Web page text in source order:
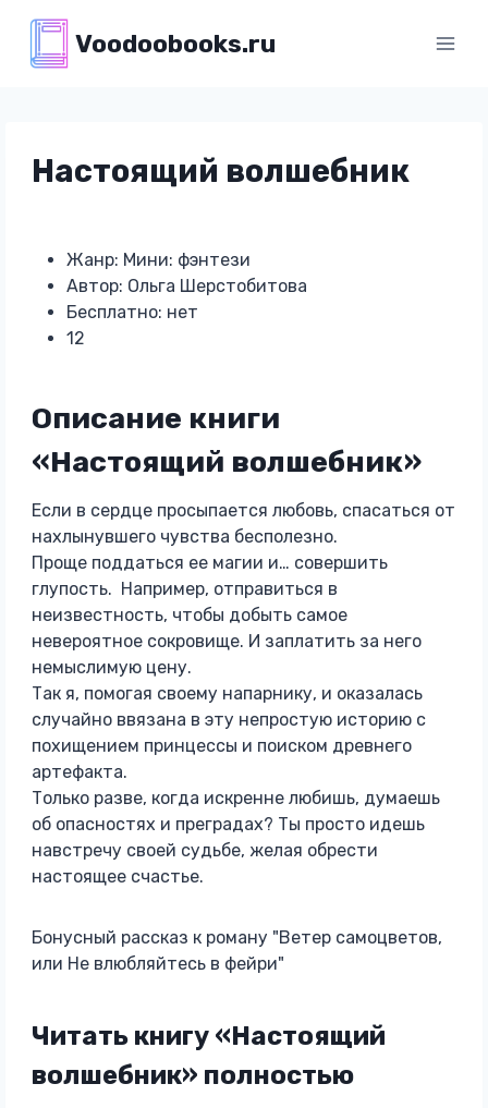
содержимому
Voodoobooks.ru
Настоящий волшебник
Жанр: Мини: фэнтези
Автор: Ольга Шерстобитова
Бесплатно: нет
12
Описание книги
«Настоящий волшебник»
Если в сердце просыпается любовь, спасаться от
нахлынувшего чувства бесполезно.
Проще поддаться ее магии и… совершить
глупость. Например, отправиться в
неизвестность, чтобы добыть самое
невероятное сокровище. И заплатить за него
немыслимую цену.
Так я, помогая своему напарнику, и оказалась
случайно ввязана в эту непростую историю с
похищением принцессы и поиском древнего
артефакта.
Только разве, когда искренне любишь, думаешь
об опасностях и преградах? Ты просто идешь
навстречу своей судьбе, желая обрести
настоящее счастье.
Бонусный рассказ к роману "Ветер самоцветов,
или Не влюбляйтесь в фейри"
Читать книгу «Настоящий
волшебник» полностью